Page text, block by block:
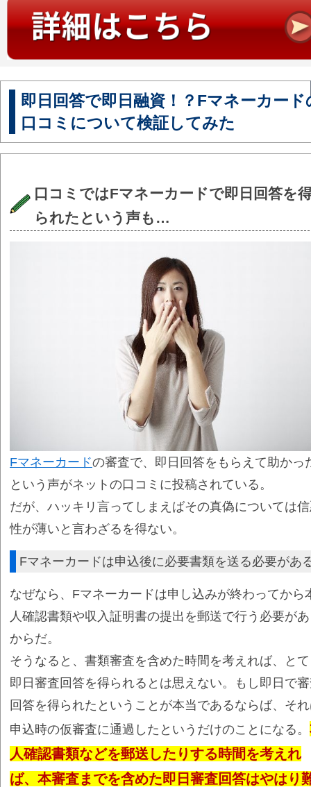
即日回答で即日融資！？Fマネーカード
口コミについて検証してみた
口コミではFマネーカードで即日回答を
られたという声も…
Fマネーカードの審査で、即日回答をもらえて助かっ
という声がネットの口コミに投稿されている。
だが、ハッキリ言ってしまえばその真偽については
性が薄いと言わざるを得ない。
Fマネーカードは申込後に必要書類を送る必要があ
なぜなら、Fマネーカードは申し込みが終わってから
人確認書類や収入証明書の提出を郵送で行う必要が
からだ。
そうなると、書類審査を含めた時間を考えれば、と
即日審査回答を得られるとは思えない。もし即日で
回答を得られたということが本当であるならば、そ
申込時の仮審査に通過したというだけのことになる。
人確認書類などを郵送したりする時間を考えれ
ば、本審査までを含めた即日審査回答はやはり